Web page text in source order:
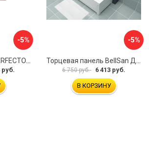
-5%
Экран под ванну PERFECTO LINEA 36-000157
руб.
-5%
Торцевая панель BellSan Даниелла 4627171531049
6 750 руб. 6 413 руб.
В КОРЗИНУ